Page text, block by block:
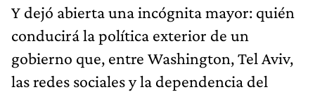
Y dejó abierta una incógnita mayor: quién
conducirá la política exterior de un
gobierno que, entre Washington, Tel Aviv,
las redes sociales y la dependencia del